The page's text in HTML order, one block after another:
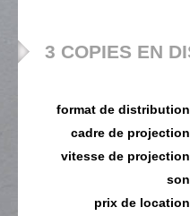
3 COPIES EN
format de distribution
cadre de projection
vitesse de projection
son
prix de location